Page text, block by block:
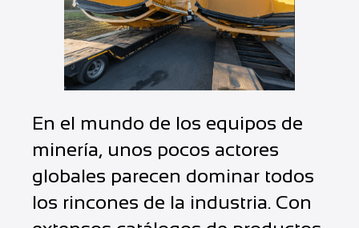
En el mundo de los equipos de
minería, unos pocos actores
globales parecen dominar todos
los rincones de la industria. Con